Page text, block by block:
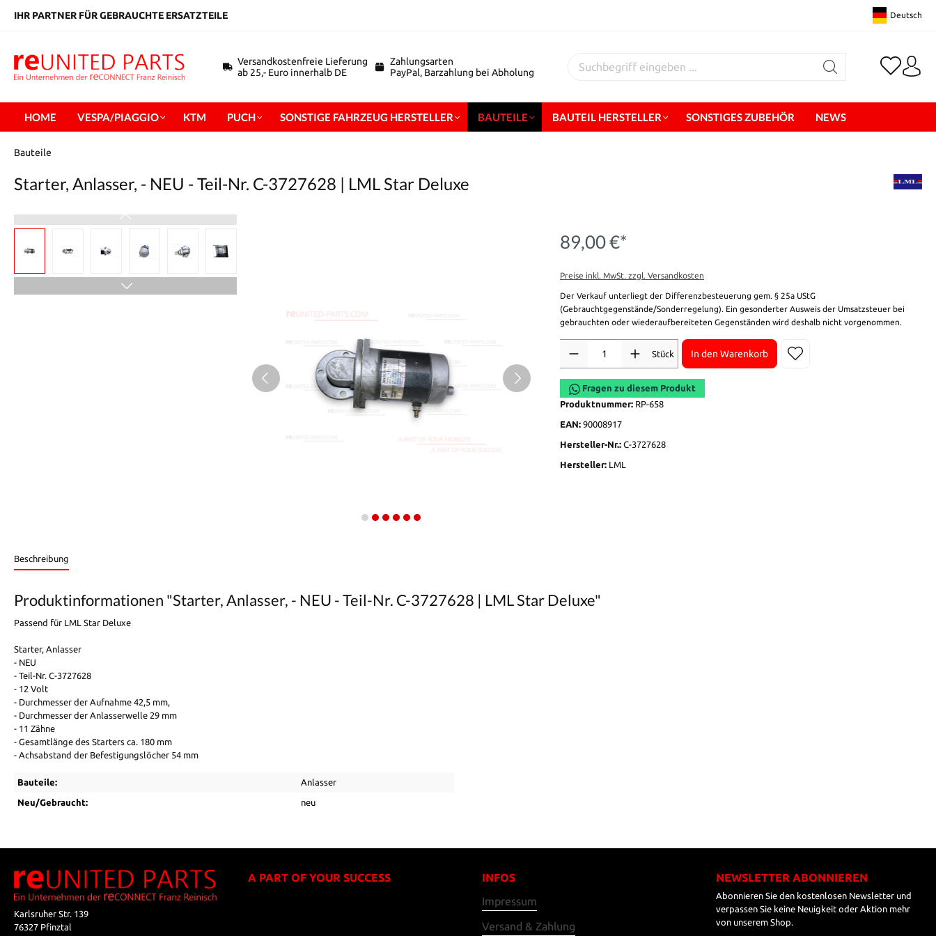
springen
IHR PARTNER FÜR GEBRAUCHTE ERSATZTEILE Deutsch
Versandkostenfreie Lieferung
ab 25,- Euro innerhalb DE
Zahlungsarten
PayPal, Barzahlung bei Abholung
HOME VESPA/PIAGGIO KTM PUCH SONSTIGE FAHRZEUG HERSTELLER BAUTEILE BAUTEIL HERSTELLER SONSTIGES ZUBEHÖR NEWS
Bauteile
Starter, Anlasser, - NEU - Teil-Nr. C-3727628 | LML Star Deluxe
89,00 €*
Preise inkl. MwSt. zzgl. Versandkosten
Der Verkauf unterliegt der Differenzbesteuerung gem. § 25a UStG
(Gebrauchtgegenstände/Sonderregelung). Ein gesonderter Ausweis der Umsatzsteuer bei
gebrauchten oder wiederaufbereiteten Gegenständen wird deshalb nicht vorgenommen.
Stück
In den Warenkorb
Fragen zu diesem Produkt
Produktnummer: RP-658
EAN: 90008917
Hersteller-Nr.: C-3727628
Hersteller: LML
Beschreibung
Produktinformationen "Starter, Anlasser, - NEU - Teil-Nr. C-3727628 | LML Star Deluxe"
Passend für LML Star Deluxe
Starter, Anlasser
- NEU
- Teil-Nr. C-3727628
- 12 Volt
- Durchmesser der Aufnahme 42,5 mm,
- Durchmesser der Anlasserwelle 29 mm
- 11 Zähne
- Gesamtlänge des Starters ca. 180 mm
- Achsabstand der Befestigungslöcher 54 mm
Bauteile: Anlasser
Neu/Gebraucht: neu
Karlsruher Str. 139
76327 Pfinztal
A PART OF YOUR SUCCESS
INFOS
Impressum
Versand & Zahlung
NEWSLETTER ABONNIEREN
Abonnieren Sie den kostenlosen Newsletter und
verpassen Sie keine Neuigkeit oder Aktion mehr
von unserem Shop.